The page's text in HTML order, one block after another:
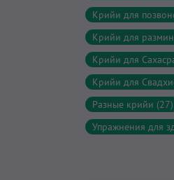
Крийи для
Крийи для
Крийи для
Крийи для
Разные крийи (27)
Упражнения для